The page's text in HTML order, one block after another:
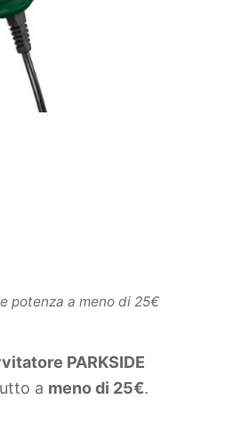
potenza a meno di 25€
PARKSIDE
a meno di 25€.